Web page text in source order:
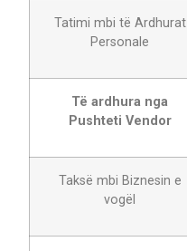
Tatimi mbi të Ardhurat
Personale
Të ardhura nga
Pushteti Vendor
Taksë mbi Biznesin e
vogël